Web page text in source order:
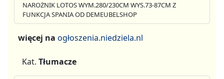
NAROŻNIK LOTOS WYM.280/230CM WYS.73-87CM Z
FUNKCJA SPANIA OD DEMEUBELSHOP
więcej na ogłoszenia.niedziela.nl
Kat. Tłumacze